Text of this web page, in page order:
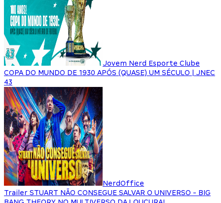
Jovem Nerd Esporte Clube
COPA DO MUNDO DE 1930 APÓS (QUASE) UM SÉCULO | JNEC
43
NerdOffice
Trailer STUART NÃO CONSEGUE SALVAR O UNIVERSO - BIG